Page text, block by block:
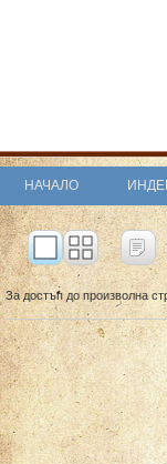
НАЧАЛО
За достъп до произволна